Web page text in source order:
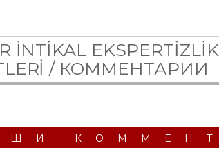
İNTİKAL
/ КОММЕНТАРИИ